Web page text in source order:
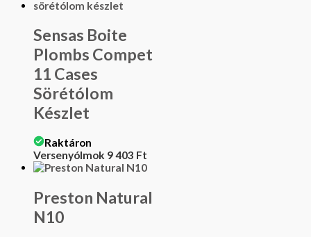
Sensas Boite
Plombs Compet
11 Cases
Sörétólom
Készlet
Raktáron
Versenyólmok 9 403 Ft
Preston Natural
N10